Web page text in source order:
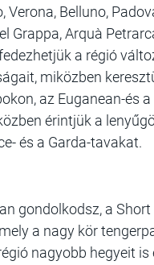
Verona, Belluno,
Grappa, Arquà
a régió
miközben
az Euganean-és a
érintjük a
és a Garda-tavakat.
gondolkodsz, a Short
a nagy kör
nagyobb hegyeit is